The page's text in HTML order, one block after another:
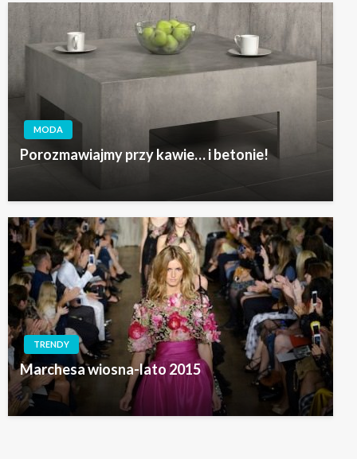
MODA
Porozmawiajmy przy kawie… i betonie!
TRENDY
Marchesa wiosna-lato 2015